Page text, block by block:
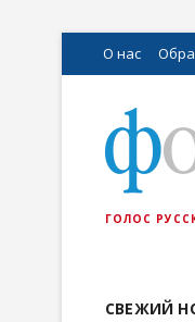
О нас
ГОЛОС
СВЕЖИЙ